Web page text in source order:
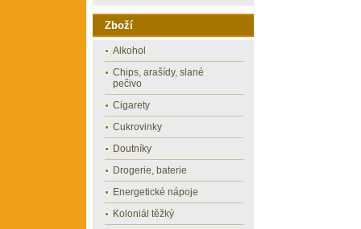
Zboží
Alkohol
Chips, arašídy, slané
pečivo
Cigarety
Cukrovinky
Doutníky
Drogerie, baterie
Energetické nápoje
Koloniál těžký